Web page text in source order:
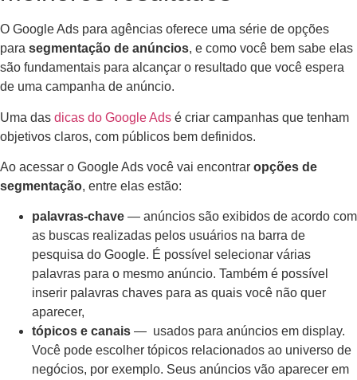
O Google Ads para agências oferece uma série de opções
para segmentação de anúncios, e como você bem sabe elas
são fundamentais para alcançar o resultado que você espera
de uma campanha de anúncio.
Uma das dicas do Google Ads é criar campanhas que tenham
objetivos claros, com públicos bem definidos.
Ao acessar o Google Ads você vai encontrar opções de
segmentação, entre elas estão:
palavras-chave — anúncios são exibidos de acordo com
as buscas realizadas pelos usuários na barra de
pesquisa do Google. É possível selecionar várias
palavras para o mesmo anúncio. Também é possível
inserir palavras chaves para as quais você não quer
aparecer,
tópicos e canais — usados para anúncios em display.
Você pode escolher tópicos relacionados ao universo de
negócios, por exemplo. Seus anúncios vão aparecer em